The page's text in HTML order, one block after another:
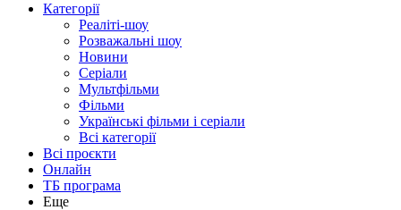
Категорії
Реаліті-шоу
Розважальні шоу
Новини
Серіали
Мультфільми
Фільми
Українські фільми і серіали
Всі категорії
Всі проєкти
Онлайн
ТБ програма
Еще